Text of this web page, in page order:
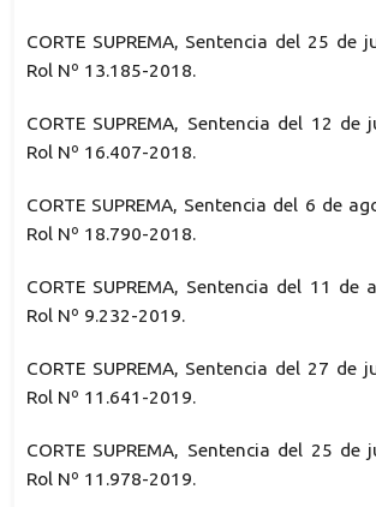
CORTE SUPREMA, Sentencia del 25 de
Rol Nº 13.185-2018.
CORTE SUPREMA, Sentencia del 12 de
Rol Nº 16.407-2018.
CORTE SUPREMA, Sentencia del 6 de
Rol Nº 18.790-2018.
CORTE SUPREMA, Sentencia del 11 de
Rol Nº 9.232-2019.
CORTE SUPREMA, Sentencia del 27 de
Rol Nº 11.641-2019.
CORTE SUPREMA, Sentencia del 25 de
Rol Nº 11.978-2019.